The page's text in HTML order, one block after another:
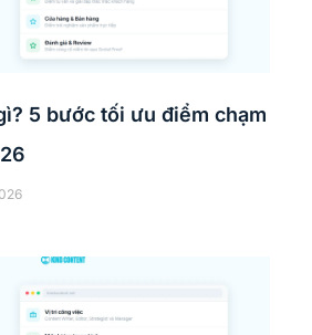
5 bước tối ưu điểm chạm